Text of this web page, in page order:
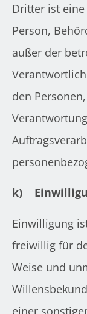
Dritter ist
Person,
außer der
den
k)
Einwilligung
freiwillig für
Weise und
einer